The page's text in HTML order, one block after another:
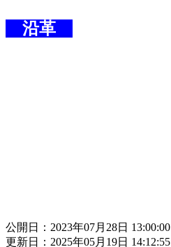
沿革
公開日：2023年07月28日 13:00:00
更新日：2025年05月19日 14:12:55